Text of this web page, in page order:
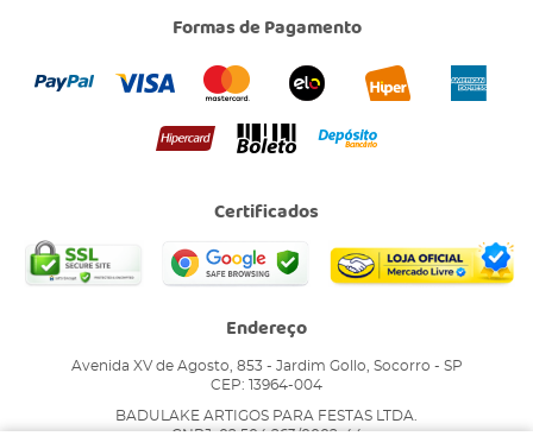
Formas de Pagamento
Certificados
Endereço
Avenida XV de Agosto, 853- Jardim Gollo, Socorro - SP
CEP: 13964-004
BADULAKE ARTIGOS PARA FESTAS LTDA.